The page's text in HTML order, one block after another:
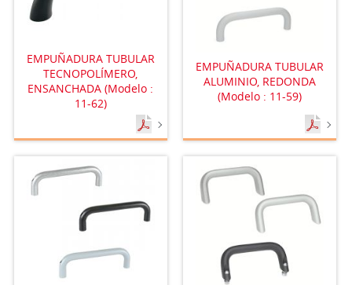
EMPUÑADURA TUBULAR
TECNOPOLÍMERO,
ENSANCHADA (Modelo :
11-62)
EMPUÑADURA TUBULAR
ALUMINIO, REDONDA
(Modelo : 11-59)